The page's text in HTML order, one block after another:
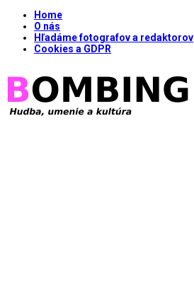
Home
O nás
Hľadáme fotografov a redaktorov
Cookies a GDPR